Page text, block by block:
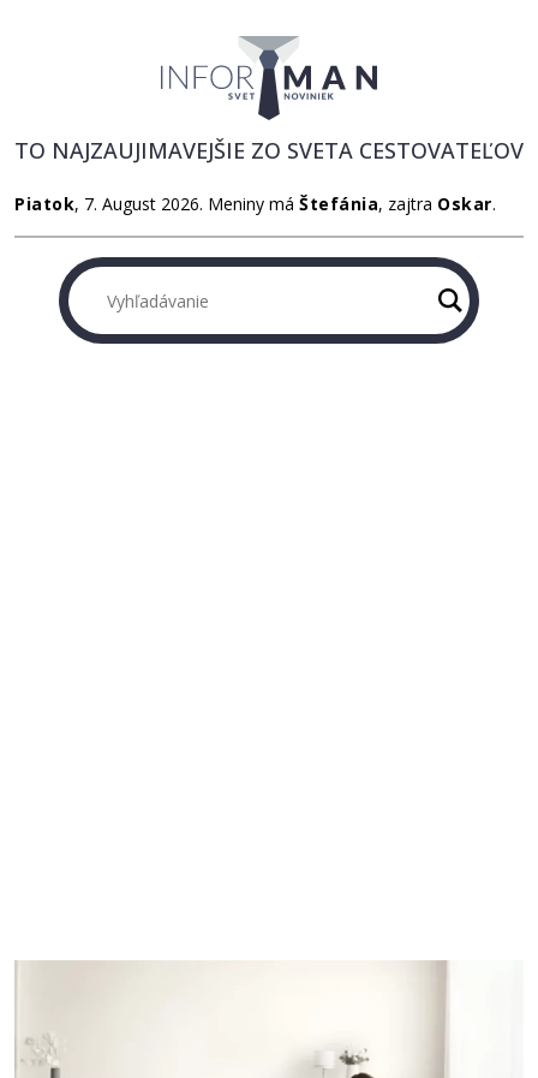
Piatok, 7. August 2026. Meniny má Štefánia, zajtra Oskar.
TO NAJZAUJIMAVEJŠIE ZO SVETA CESTOVATEĽOV